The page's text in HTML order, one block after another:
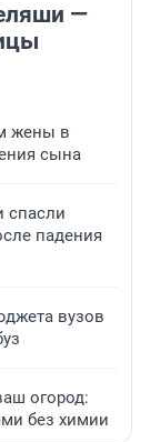
—
жены в
сына
спасли
падения
вузов
огород:
без химии